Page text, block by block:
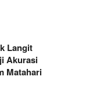
Langit
Akurasi
Matahari